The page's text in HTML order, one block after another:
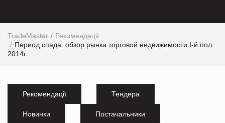
TradeMaster
Рекомендації
Период спада: обзор рынка торговой недвижимости I-й пол.
2014г.
Рекомендації Тендера
Новинки Постачальники